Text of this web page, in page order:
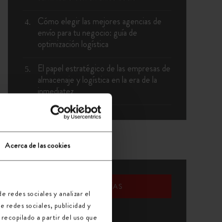
Acerca de las cookies
redes sociales y analizar el
redes sociales, publicidad y
a partir del uso que
Cómo elegir las mejores agencias de
envío para tu negocio: guía de
optimización logística
El papel estratégico de las empresas de
almacenaje y logística en la era de la
inmediatez
CATEGORÍAS
Actualidad de Transgesa